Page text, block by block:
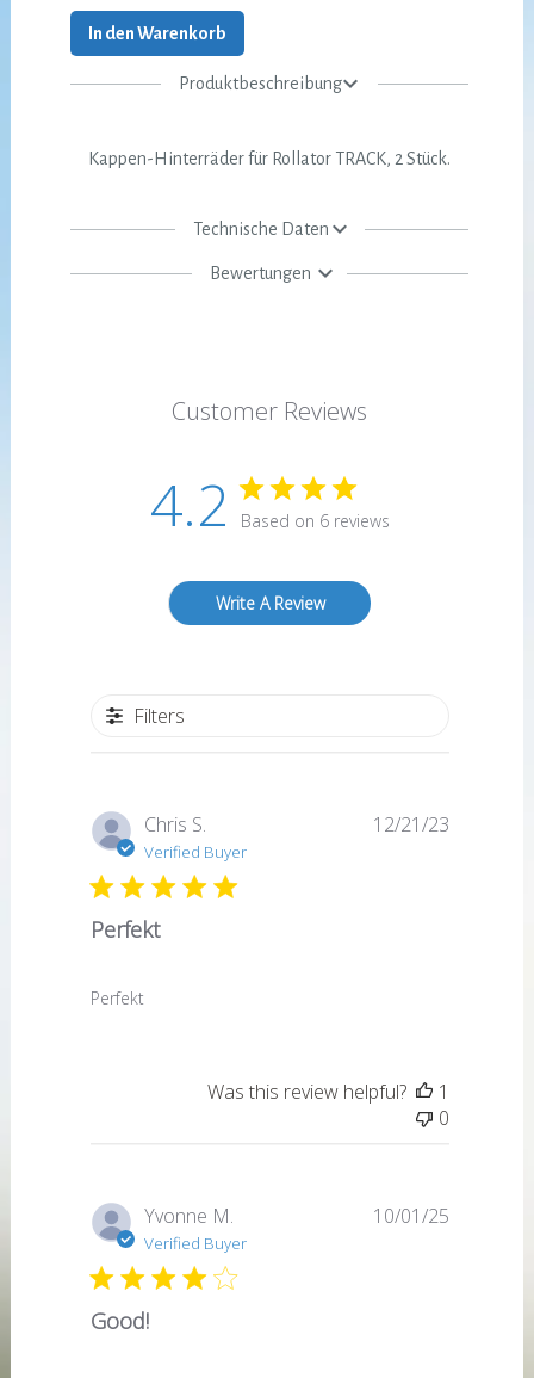
In den Warenkorb
Produktbeschreibung
Kappen-Hinterräder für Rollator TRACK, 2 Stück.
Technische Daten
Bewertungen
Customer Reviews
4.2 Based on 6 reviews
Write A Review
Filters
Chris S.
Verified Buyer
Perfekt
Perfekt
Published
12/21/23
Was this review helpful?
1
0
Yvonne M.
Verified Buyer
Good!
Published
10/01/25